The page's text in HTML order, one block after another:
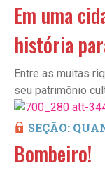
Em uma
história
Entre as muitas
seu patrimônio
SEÇÃO:
Bombeiro!